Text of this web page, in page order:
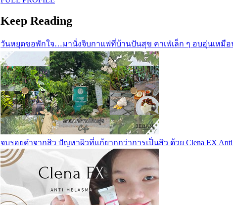
Keep Reading
วันหยุดขอพักใจ…มานั่งจิบกาแฟที่บ้านปันสุข คาเฟ่เล็ก ๆ อบอุ่นเหมือ
จบรอยดำจากสิว ปัญหาผิวที่แก้ยากกว่าการเป็นสิว ด้วย Clena EX